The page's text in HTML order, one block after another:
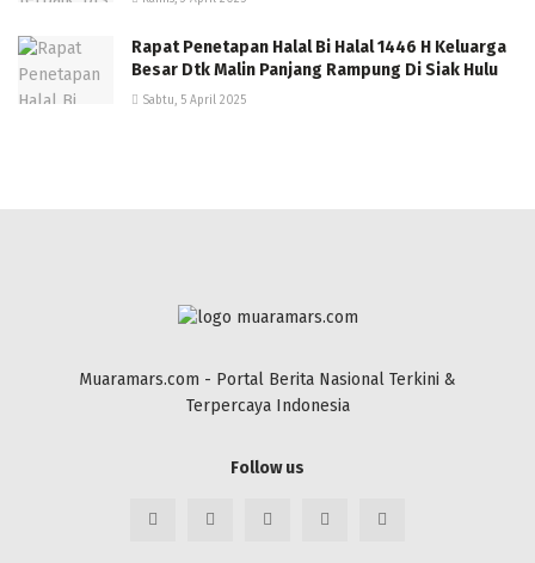
Rapat Penetapan Halal Bi Halal 1446 H Keluarga
Besar Dtk Malin Panjang Rampung Di Siak Hulu
Sabtu, 5 April 2025
Muaramars.com - Portal Berita Nasional Terkini &
Terpercaya Indonesia
Follow us